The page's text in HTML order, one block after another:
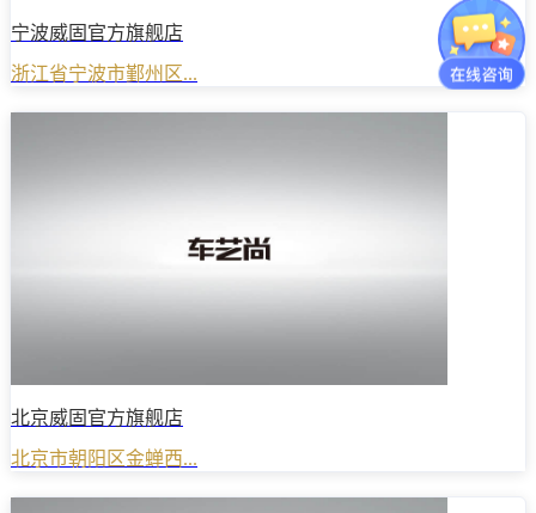
宁波威固官方旗舰店
浙江省宁波市鄞州区...
北京威固官方旗舰店
北京市朝阳区金蝉西...